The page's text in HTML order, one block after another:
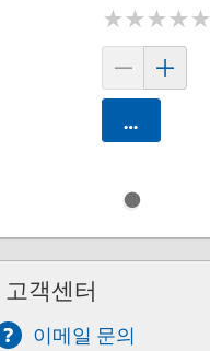
★★★★★
★★★★★
카트에 담기
객센터
이메일 문의